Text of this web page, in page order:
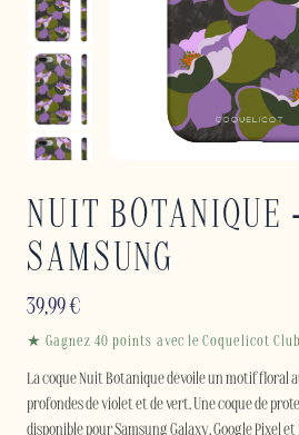
NUIT BOTANIQUE
SAMSUNG
39,99€
★ Gagnez 40 points avec le Coquelicot Club
La coque Nuit Botanique dévoile un motif floral
profondes de violet et de vert. Une coque de
disponible pour Samsung Galaxy, Google Pixel et